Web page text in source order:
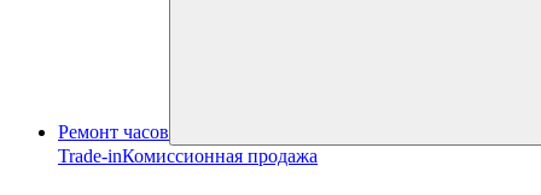
Ремонт часов
Trade-inКомиссионная продажа